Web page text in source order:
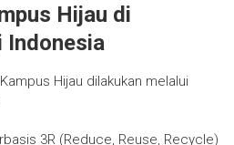
Hijau di
Indonesia
Hijau dilakukan melalui
3R (Reduce, Reuse, Recycle)